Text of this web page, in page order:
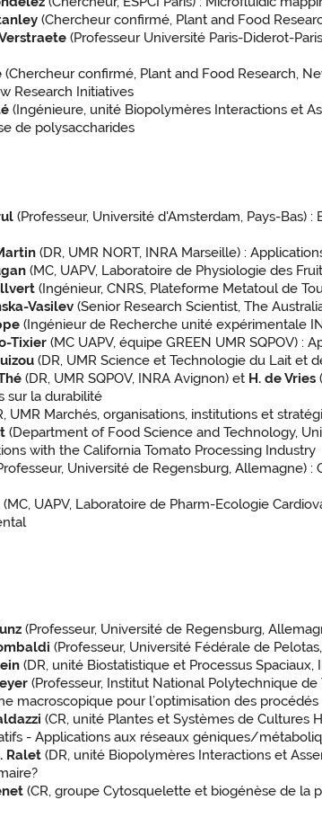
(Chercheur confirmé, Plant and Food
(Professeur Université Paris-Diderot-
(Chercheur confirmé, Plant and Food Research,
Research Initiatives
(Ingénieure, unité Biopolymères Interactions et
de polysaccharides
(Professeur, Université d'Amsterdam, Pays-
(DR, UMR NORT, INRA Marseille) :
(MC, UAPV, Laboratoire de Physiologie des
(Ingénieur, CNRS, Plateforme Metatoul de
Vasilev(Senior Research Scientist, The
(Ingénieur de Recherche unité expérimentale
Tixier(MC UAPV, équipe GREEN UMR SQPOV) :
(DR, UMR Science et Technologie du Lait et
(DR, UMR SQPOV, INRA Avignon) et H. de Vries
sur la durabilité
UMR Marchés, organisations, institutions et
(Department of Food Science and Technology,
with the California Tomato Processing Industry
Université de Regensburg, Allemagne)
(MC, UAPV, Laboratoire de Pharm-Ecologie
(Professeur, Université de Regensburg,
(Professeur, Université Fédérale de
(DR, unité Biostatistique et Processus
(Professeur, Institut National Polytechnique
macroscopique pour l’optimisation des
(CR, unité Plantes et Systèmes de Cultures
- Applications aux réseaux géniques/
Ralet(DR, unité Biopolymères Interactions et
(CR, groupe Cytosquelette et biogénèse de la